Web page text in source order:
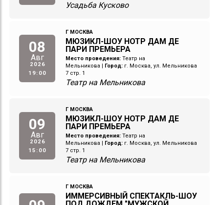
Усадьба Кусково
08
Авг
2026
19:00
Г МОСКВА
МЮЗИКЛ-ШОУ НОТР ДАМ ДЕ
ПАРИ ПРЕМЬЕРА
Место проведения: Театр на
Мельникова
Город: г. Москва, ул. Мельникова
7 стр. 1
Театр на Мельникова
09
Авг
2026
15:00
Г МОСКВА
МЮЗИКЛ-ШОУ НОТР ДАМ ДЕ
ПАРИ ПРЕМЬЕРА
Место проведения: Театр на
Мельникова
Город: г. Москва, ул. Мельникова
7 стр. 1
Театр на Мельникова
Г МОСКВА
ИММЕРСИВНЫЙ СПЕКТАКЛЬ-ШОУ